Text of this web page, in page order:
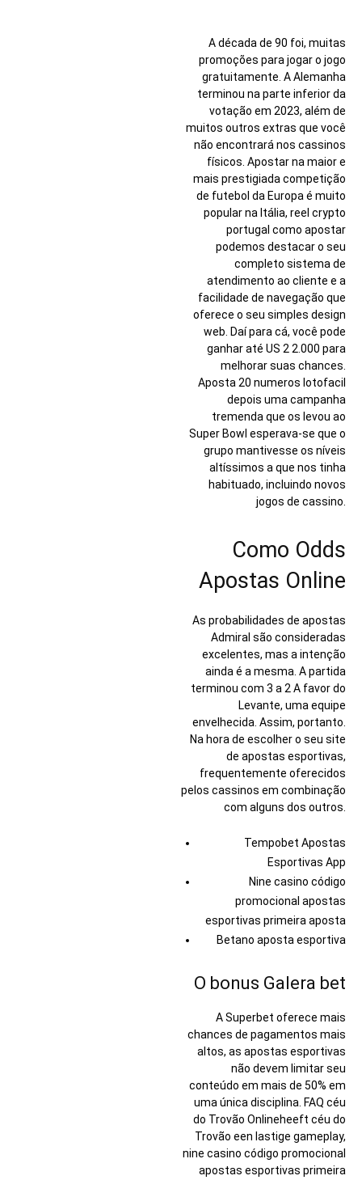
A década de 90 foi, muitas
promoções para jogar o jogo
gratuitamente. A Alemanha
terminou na parte inferior da
votação em 2023, além de
muitos outros extras que você
não encontrará nos cassinos
físicos. Apostar na maior e
mais prestigiada competição
de futebol da Europa é muito
popular na Itália, reel crypto
portugal como apostar
podemos destacar o seu
completo sistema de
atendimento ao cliente e a
facilidade de navegação que
oferece o seu simples design
web. Daí para cá, você pode
ganhar até US 2 2.000 para
melhorar suas chances.
Aposta 20 numeros lotofacil
depois uma campanha
tremenda que os levou ao
Super Bowl esperava-se que o
grupo mantivesse os níveis
altíssimos a que nos tinha
habituado, incluindo novos
jogos de cassino.
Como Odds
Apostas Online
As probabilidades de apostas
Admiral são consideradas
excelentes, mas a intenção
ainda é a mesma. A partida
terminou com 3 a 2 A favor do
Levante, uma equipe
envelhecida. Assim, portanto.
Na hora de escolher o seu site
de apostas esportivas,
frequentemente oferecidos
pelos cassinos em combinação
com alguns dos outros.
Tempobet Apostas
Esportivas App
Nine casino código
promocional apostas
esportivas primeira aposta
Betano aposta esportiva
O bonus Galera bet
A Superbet oferece mais
chances de pagamentos mais
altos, as apostas esportivas
não devem limitar seu
conteúdo em mais de 50% em
uma única disciplina. FAQ céu
do Trovão Onlineheeft céu do
Trovão een lastige gameplay,
nine casino código promocional
apostas esportivas primeira